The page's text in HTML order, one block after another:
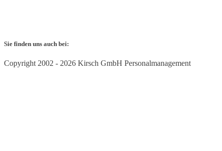
Sie finden uns auch bei:
Copyright 2002 - 2026 Kirsch GmbH Personalmanagement